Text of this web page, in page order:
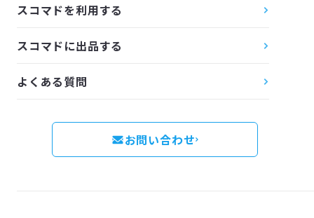
スコマドを利用する
スコマドに出品する
よくある質問
お問い合わせ